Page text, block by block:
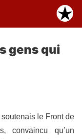
gens qui
le Front de
convaincu qu’un